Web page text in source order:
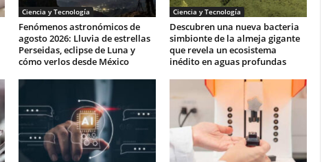
Ciencia y Tecnología
Fenómenos astronómicos de
agosto 2026: Lluvia de estrellas
Perseidas, eclipse de Luna y
cómo verlos desde México
Ciencia y Tecnología
Descubren una nueva bacteria
simbionte de la almeja gigante
que revela un ecosistema
inédito en aguas profundas